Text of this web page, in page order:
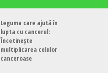
Leguma care ajută în
lupta cu cancerul:
Încetinește
multiplicarea celulor
canceroase